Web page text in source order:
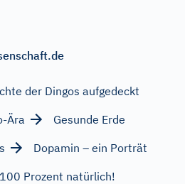
der Dingos aufgedeckt
Ära
Gesunde Erde
Dopamin – ein Porträt
Prozent natürlich!